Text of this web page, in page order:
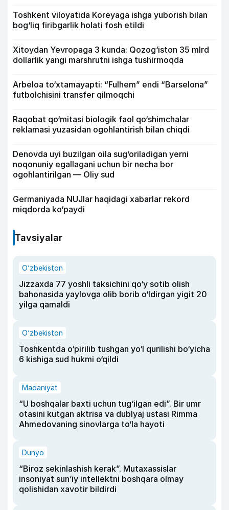
Toshkent viloyatida Koreyaga ishga yuborish bilan
bog‘liq firibgarlik holati fosh etildi
Xitoydan Yevropaga 3 kunda: Qozog‘iston 35 mlrd
dollarlik yangi marshrutni ishga tushirmoqda
Arbeloa to‘xtamayapti: “Fulhem” endi “Barselona”
futbolchisini transfer qilmoqchi
Raqobat qo‘mitasi biologik faol qo‘shimchalar
reklamasi yuzasidan ogohlantirish bilan chiqdi
Denovda uyi buzilgan oila sug‘oriladigan yerni
noqonuniy egallagani uchun bir necha bor
ogohlantirilgan — Oliy sud
Germaniyada NUJlar haqidagi xabarlar rekord
miqdorda ko‘paydi
Tavsiyalar
O‘zbekiston
Jizzaxda 77 yoshli taksichini qo‘y sotib olish
bahonasida yaylovga olib borib o‘ldirgan yigit 20
yilga qamaldi
O‘zbekiston
Toshkentda o‘pirilib tushgan yo‘l qurilishi bo‘yicha
6 kishiga sud hukmi o‘qildi
Madaniyat
“U boshqalar baxti uchun tug‘ilgan edi”. Bir umr
otasini kutgan aktrisa va dublyaj ustasi Rimma
Ahmedovaning sinovlarga to‘la hayoti
Dunyo
“Biroz sekinlashish kerak”. Mutaxassislar
insoniyat sun’iy intellektni boshqara olmay
qolishidan xavotir bildirdi